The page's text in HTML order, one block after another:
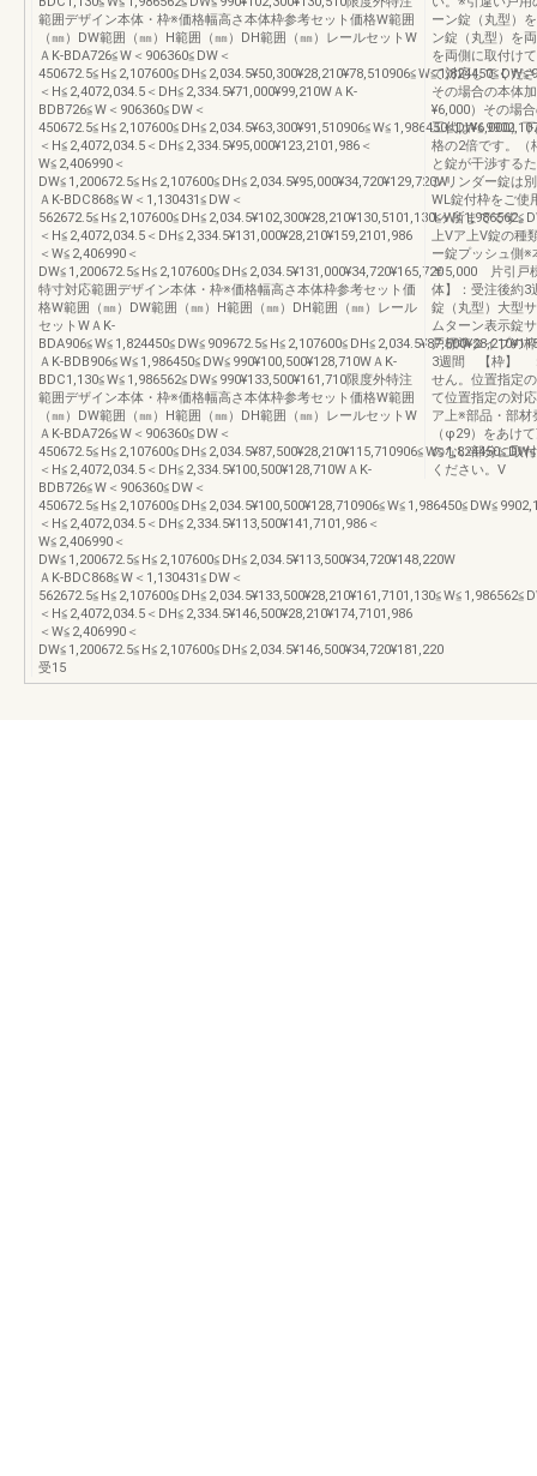
範囲デザイン本体・枠※価格幅高さ本体枠参考セット価格W範囲
（㎜）DW範囲（㎜）H範囲（㎜）DH範囲（㎜）レールセットW
ＡK-BDA726≦W＜906360≦DW＜
＜H≦2,4072,034.5＜DH≦2,334.5¥71,000¥99,210WＡK-
BDB726≦W＜906360≦DW＜
＜H≦2,4072,034.5＜DH≦2,334.5¥95,000¥123,2101,986＜
W≦2,406990＜
DW≦1,200672.5≦H≦2,107600≦DH≦2,034.5¥95,000¥34,720¥129,720W
ＡK-BDC868≦W＜1,130431≦DW＜
＜H≦2,4072,034.5＜DH≦2,334.5¥131,000¥28,210¥159,2101,986
＜W≦2,406990＜
DW≦1,200672.5≦H≦2,107600≦DH≦2,034.5¥131,000¥34,720¥165,720
特寸対応範囲デザイン本体・枠※価格幅高さ本体枠参考セット価
格W範囲（㎜）DW範囲（㎜）H範囲（㎜）DH範囲（㎜）レール
セットWＡK-
ＡK-BDB906≦W≦1,986450≦DW≦990¥100,500¥128,710WＡK-
BDC1,130≦W≦1,986562≦DW≦990¥133,500¥161,710限度外特注
範囲デザイン本体・枠※価格幅高さ本体枠参考セット価格W範囲
（㎜）DW範囲（㎜）H範囲（㎜）DH範囲（㎜）レールセットW
ＡK-BDA726≦W＜906360≦DW＜
＜H≦2,4072,034.5＜DH≦2,334.5¥100,500¥128,710WＡK-
BDB726≦W＜906360≦DW＜
＜H≦2,4072,034.5＜DH≦2,334.5¥113,500¥141,7101,986＜
W≦2,406990＜
DW≦1,200672.5≦H≦2,107600≦DH≦2,034.5¥113,500¥34,720¥148,220W
ＡK-BDC868≦W＜1,130431≦DW＜
＜H≦2,4072,034.5＜DH≦2,334.5¥146,500¥28,210¥174,7101,986
＜W≦2,406990＜
DW≦1,200672.5≦H≦2,107600≦DH≦2,034.5¥146,500¥34,720¥181,220
受15
ーン錠（丸型）
ン錠（丸型）を
を両側に取付け
て対応してくだ
その場合の本体
¥6,000）その場
工代は¥6,000）
格の2倍です。
と錠が干渉する
シリンダー錠は
WL錠付枠をご使
1ヶ所までです。
上Vア上V錠の種
ー錠プッシュ側※
￥5,000 片引戸
体】：受注後約
錠（丸型）大型
ムターン表示錠
戸標準タイプの
3週間 【枠】 ：
せん。位置指定
て位置指定の対
ア上※部品・部材
（φ29）をあけ
のない部分に取
ください。V